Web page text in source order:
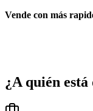
Vende con más
¿A quién